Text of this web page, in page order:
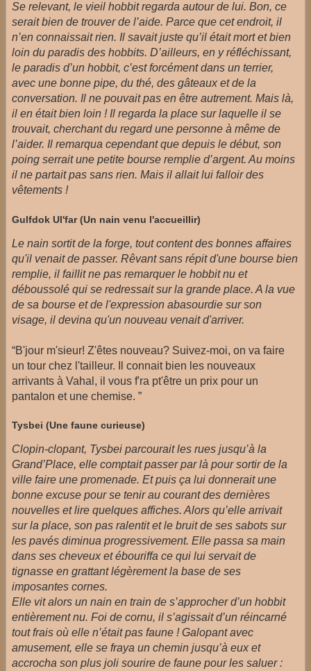
Se relevant, le vieil hobbit regarda autour de lui. Bon, ce
serait bien de trouver de l’aide. Parce que cet endroit, il
n’en connaissait rien. Il savait juste qu’il était mort et bien
loin du paradis des hobbits. D’ailleurs, en y réfléchissant,
le paradis d’un hobbit, c’est forcément dans un terrier,
avec une bonne pipe, du thé, des gâteaux et de la
conversation. Il ne pouvait pas en être autrement. Mais là,
il en était bien loin ! Il regarda la place sur laquelle il se
trouvait, cherchant du regard une personne à même de
l’aider. Il remarqua cependant que depuis le début, son
poing serrait une petite bourse remplie d’argent. Au moins
il ne partait pas sans rien. Mais il allait lui falloir des
vêtements !
Gulfdok Ul'far (Un nain venu l'accueillir)
Le nain sortit de la forge, tout content des bonnes affaires
qu'il venait de passer. Rêvant sans répit d'une bourse bien
remplie, il faillit ne pas remarquer le hobbit nu et
déboussolé qui se redressait sur la grande place. A la vue
de sa bourse et de l'expression abasourdie sur son
visage, il devina qu'un nouveau venait d'arriver.
“B'jour m'sieur! Z'êtes nouveau? Suivez-moi, on va faire
un tour chez l'tailleur. Il connait bien les nouveaux
arrivants à Vahal, il vous f'ra pt'être un prix pour un
pantalon et une chemise. ”
Tysbei (Une faune curieuse)
Clopin-clopant, Tysbei parcourait les rues jusqu’à la
Grand’Place, elle comptait passer par là pour sortir de la
ville faire une promenade. Et puis ça lui donnerait une
bonne excuse pour se tenir au courant des dernières
nouvelles et lire quelques affiches. Alors qu’elle arrivait
sur la place, son pas ralentit et le bruit de ses sabots sur
les pavés diminua progressivement. Elle passa sa main
dans ses cheveux et ébouriffa ce qui lui servait de
tignasse en grattant légèrement la base de ses
imposantes cornes.
Elle vit alors un nain en train de s’approcher d’un hobbit
entièrement nu. Foi de cornu, il s’agissait d’un réincarné
tout frais où elle n’était pas faune ! Galopant avec
amusement, elle se fraya un chemin jusqu’à eux et
accrocha son plus joli sourire de faune pour les saluer :